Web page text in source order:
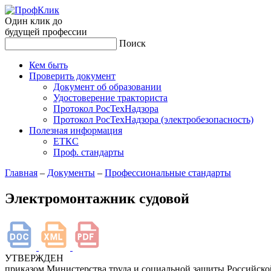
Один клик до
будущей профессии
Поиск
Кем быть
Проверить документ
Документ об образовании
Удостоверение тракториста
Протокол РосТехНадзора
Протокол РосТехНадзора (электробезопасность)
Полезная информация
ЕТКС
Проф. стандарты
Главная – Документы – Профессиональные стандарты
Электромонтажник судовой
УТВЕРЖДЕН
приказом Министерства труда и социальной защиты